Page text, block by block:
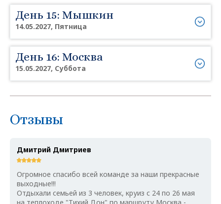
День 15: Мышкин
14.05.2027, Пятница
День 16: Москва
15.05.2027, Суббота
Отзывы
Дмитрий Дмитриев
Огромное спасибо всей команде за наши прекрасные
выходные!!!
Отдыхали семьей из 3 человек, круиз с 24 по 26 мая
на теплоходе "Тихий Дон" по маршруту Москва -